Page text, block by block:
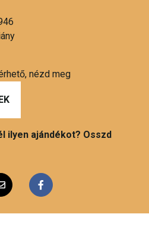
nézd meg
ilyen ajándékot? Osszd